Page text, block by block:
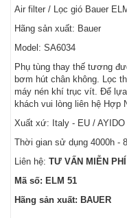
Air filter / Lọc gió Bauer
Hãng sản xuất: Bauer
Model: SA6034
Phụ tùng thay thế tương
bơm hút chân không. Lọc
máy nén khí trục vít. Để
khách vui lòng liên hệ Hợp
Xuất xứ: Italy - EU / AYIDO
Thời gian sử dụng 4000h -
Liên hệ: TƯ VẤN MIỄN PHÍ
Mã số: ELM 51
Hãng sản xuất: BAUER